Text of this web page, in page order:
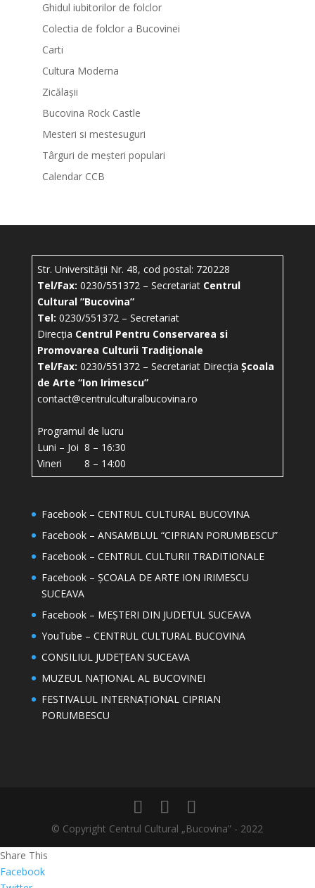
Ghidul iubitorilor de folclor
Colectia de folclor a Bucovinei
Carti
Cultura Moderna
Zicălașii
Bucovina Rock Castle
Mesteri si mestesuguri
Târguri de meșteri populari
Calendar CCB
Str. Universității Nr. 48, cod postal: 720228
Tel/Fax: 0230/551372 – Secretariat Centrul
Cultural ”Bucovina”
Tel: 0230/551372 – Secretariat
Direcția Centrul Pentru Conservarea si
Promovarea Culturii Tradiționale
Tel/Fax: 0230/551372 – Secretariat Direcția Școala
de Arte “Ion Irimescu”
contact@centrulculturalbucovina.ro
Programul de lucru
Luni – Joi 8 – 16:30
Vineri 8 – 14:00
Facebook – CENTRUL CULTURAL BUCOVINA
Facebook – ANSAMBLUL “CIPRIAN PORUMBESCU”
Facebook – CENTRUL CULTURII TRADITIONALE
Facebook – ȘCOALA DE ARTE ION IRIMESCU
SUCEAVA
Facebook – MEȘTERI DIN JUDETUL SUCEAVA
YouTube – CENTRUL CULTURAL BUCOVINA
CONSILIUL JUDEȚEAN SUCEAVA
MUZEUL NAȚIONAL AL BUCOVINEI
FESTIVALUL INTERNAȚIONAL CIPRIAN
PORUMBESCU
© Copyright Centrul Cultural „Bucovina” - 2022
Share This
Facebook